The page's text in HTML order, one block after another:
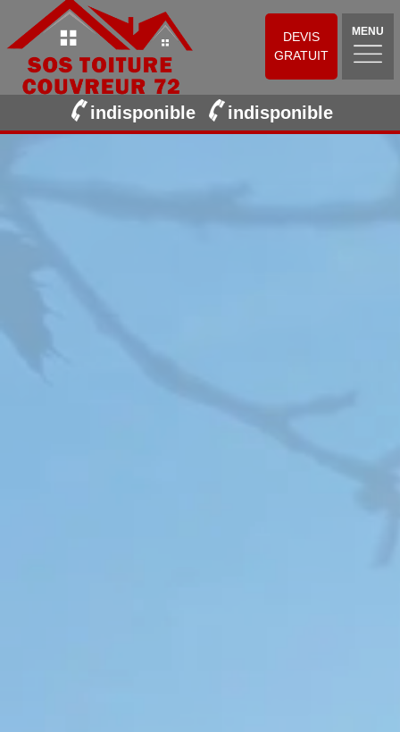
DEVIS
GRATUIT
MENU
indisponible indisponible